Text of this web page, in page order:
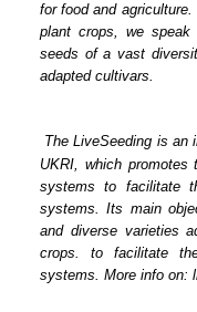
for food and
plant crops, we
seeds of a vast
adapted cultivars.
The LiveSeeding is an
UKRI, which promotes
systems to facilitate
systems. Its main
and diverse varieties
crops. to facilitate
systems. More info on: